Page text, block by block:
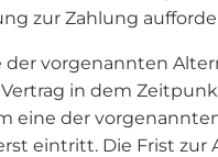
zur Zahlung
der vorgenannten
in dem
eine der
eintritt. Die Frist zur